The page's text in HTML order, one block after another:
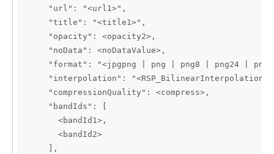
    "url": "<url1>",
    "title": "<title1>",
    "opacity": <opacity2>,
    "noData": <noDataValue>,
"format": "<jpgpng | png | png8 | png24 |
"interpolation": "<RSP_BilinearInterpolation
    "compressionQuality": <compress>,
    "bandIds": [
      <bandId1>,
      <bandId2>
    ],